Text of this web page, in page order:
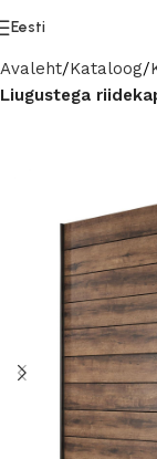
Eesti
Avaleht Kataloog
Liugustega